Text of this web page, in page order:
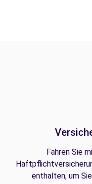
Fahren Sie
enthalten, um